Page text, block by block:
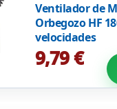
Ventilador de
Orbegozo HF
velocidades
9,79 €